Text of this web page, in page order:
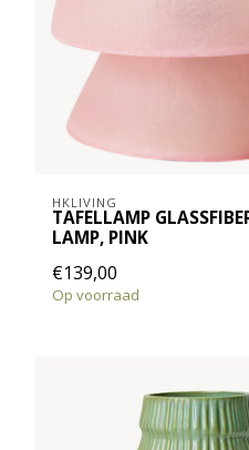
HKLIVING
TAFELLAMP
LAMP, PINK
€139,00
Op voorraad